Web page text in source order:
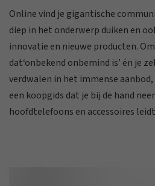
Online vind je gigantische
diep in het onderwerp duiken en
innovatie en nieuwe producten.
dat‘onbekend onbemind is’ én je
verdwalen in het immense
een koopgids dat je bij de hand
hoofdtelefoons en accessoires